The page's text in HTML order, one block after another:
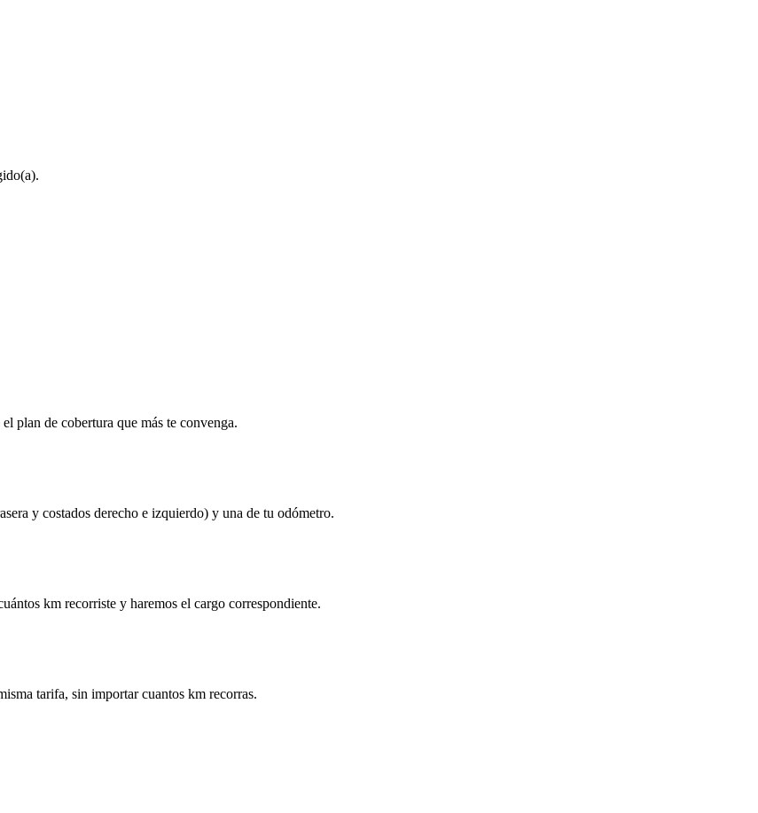
plan de cobertura que más te convenga.
y costados derecho e izquierdo) y una de tu odómetro.
km recorriste y haremos el cargo correspondiente.
tarifa, sin importar cuantos km recorras.